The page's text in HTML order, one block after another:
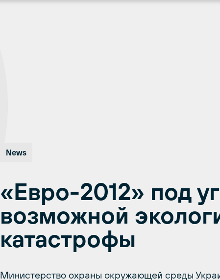
News
«Евро-2012» под
возможной
катастрофы
Министерство охраны окружающей среды